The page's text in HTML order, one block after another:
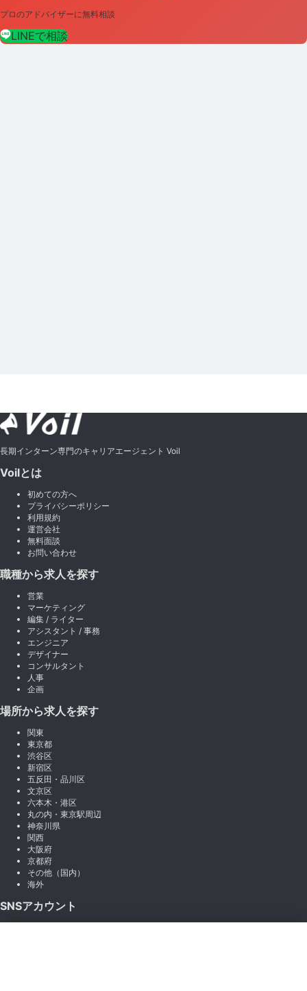
プロのアドバイザーに無料相談
LINEで相談
長期インターン専門のキャリアエージェント Voil
Voilとは
初めての方へ
プライバシーポリシー
利用規約
運営会社
無料面談
お問い合わせ
職種から求人を探す
営業
マーケティング
編集 / ライター
アシスタント / 事務
エンジニア
デザイナー
コンサルタント
人事
企画
場所から求人を探す
関東
東京都
渋谷区
新宿区
五反田・品川区
文京区
六本木・港区
丸の内・東京駅周辺
神奈川県
関西
大阪府
京都府
その他（国内）
海外
SNSアカウント